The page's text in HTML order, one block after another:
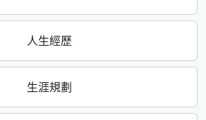
人生經歷
生涯規劃